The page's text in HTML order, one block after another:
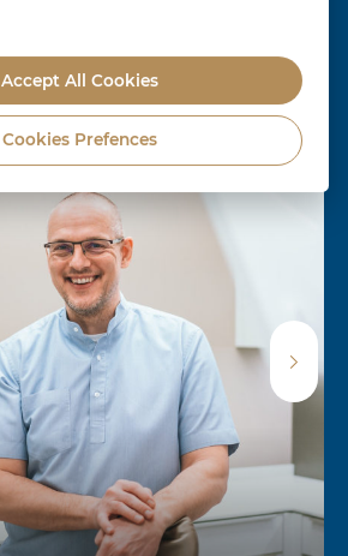
Accept All Cookies
Cookies Prefences